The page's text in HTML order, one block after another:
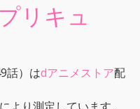
リキュ
話）はdアニメストア配